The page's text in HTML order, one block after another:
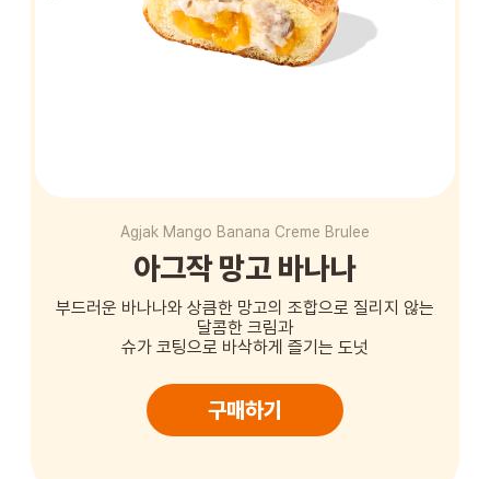
Agjak Mango Banana Creme Brulee
아그작 망고 바나나
부드러운 바나나와 상큼한 망고의 조합으로 질리지 않는
달콤한 크림과
슈가 코팅으로 바삭하게 즐기는 도넛
구매하기